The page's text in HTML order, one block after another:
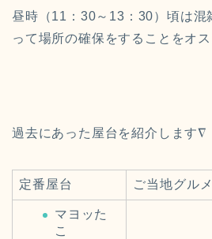
昼時（11：30～13：30）頃は混
って場所の確保をすることをオス
過去にあった屋台を紹介します∇
定番屋台 ご当地グルメ
マヨッた
こ